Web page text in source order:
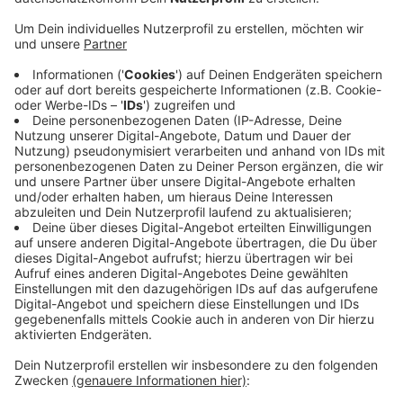
Schwelm: Was wäre die Weihnachtszeit ohne eine
stimmungsvolle Beleuchtung? Doch die kostet. In
Schwelm findet daher seit Jahren eine besondere
Aktion statt: Strampeln für die
Weihnachtsbeleuchtung. Im Fitness-Studio Schwelm
kann man rudern, laufen oder radfahren. Die AVU
honoriert jeden Kilometer mit 30 Cent. Das Geld fließt
komplett in die Weihnachtsbeleuchtung. Die Aktion
beginnt heute. Vergangenes Jahr hatten sich 275
Menschen beteiligt. Der Rekord liegt bei weit über
16.000 Kilometern.
Anzeige